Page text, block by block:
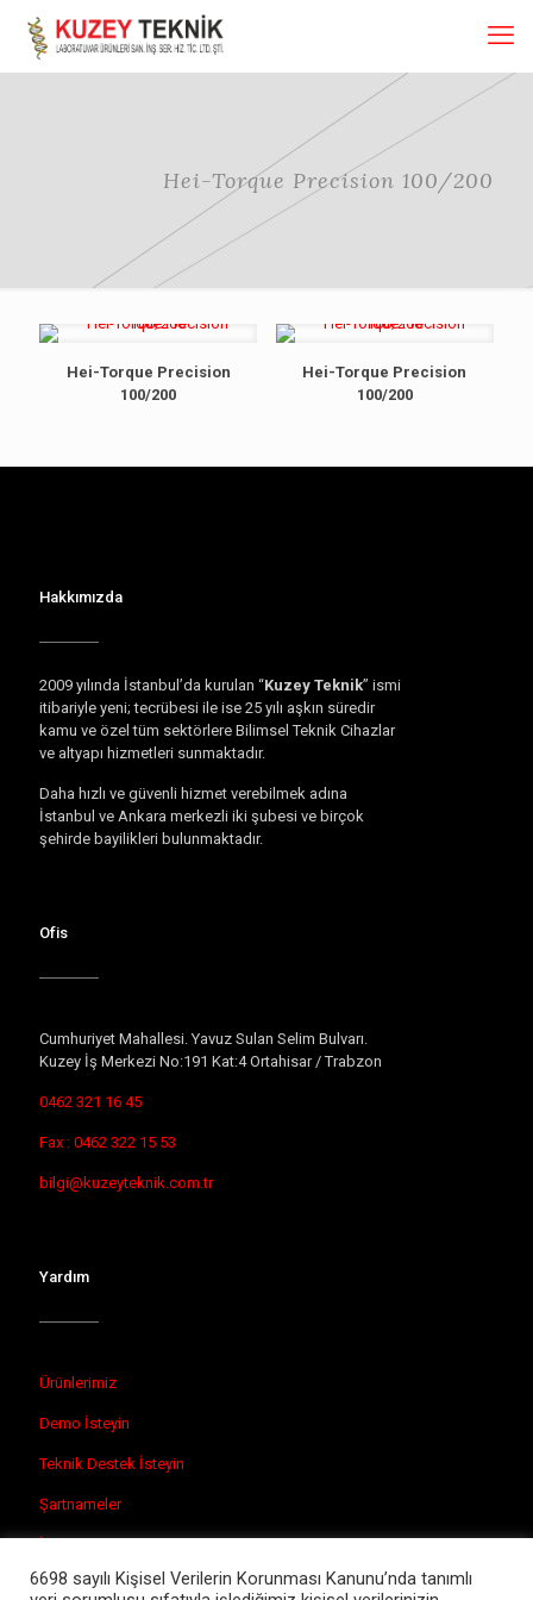
Hei-Torque Precision 100/200
Hei-Torque Precision
100/200
Hei-Torque Precision
100/200
Hakkımızda
2009 yılında İstanbul’da kurulan “Kuzey Teknik” ismi
itibariyle yeni; tecrübesi ile ise 25 yılı aşkın süredir
kamu ve özel tüm sektörlere Bilimsel Teknik Cihazlar
ve altyapı hizmetleri sunmaktadır.
Daha hızlı ve güvenli hizmet verebilmek adına
İstanbul ve Ankara merkezli iki şubesi ve birçok
şehirde bayilikleri bulunmaktadır.
Ofis
Cumhuriyet Mahallesi. Yavuz Sulan Selim Bulvarı.
Kuzey İş Merkezi No:191 Kat:4 Ortahisar / Trabzon
0462 321 16 45
Fax : 0462 322 15 53
bilgi@kuzeyteknik.com.tr
Yardım
Ürünlerimiz
Demo İsteyin
Teknik Destek İsteyin
Şartnameler
6698 sayılı Kişisel Verilerin Korunması Kanunu’nda tanımlı